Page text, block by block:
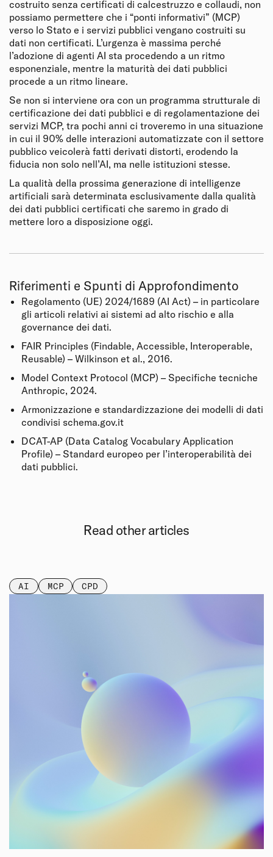
costruito senza certificati di calcestruzzo e collaudi, non
possiamo permettere che i “ponti informativi” (MCP)
verso lo Stato e i servizi pubblici vengano costruiti su
dati non certificati. L’urgenza è massima perché
l’adozione di agenti AI sta procedendo a un ritmo
esponenziale, mentre la maturità dei dati pubblici
procede a un ritmo lineare.
Se non si interviene ora con un programma strutturale di
certificazione dei dati pubblici e di regolamentazione dei
servizi MCP, tra pochi anni ci troveremo in una situazione
in cui il 90% delle interazioni automatizzate con il settore
pubblico veicolerà fatti derivati distorti, erodendo la
fiducia non solo nell’AI, ma nelle istituzioni stesse.
La qualità della prossima generazione di intelligenze
artificiali sarà determinata esclusivamente dalla qualità
dei dati pubblici certificati che saremo in grado di
mettere loro a disposizione oggi.
Riferimenti e Spunti di Approfondimento
Regolamento (UE) 2024/1689 (AI Act) – in particolare
gli articoli relativi ai sistemi ad alto rischio e alla
governance dei dati.
FAIR Principles (Findable, Accessible, Interoperable,
Reusable) – Wilkinson et al., 2016.
Model Context Protocol (MCP) – Specifiche tecniche
Anthropic, 2024.
Armonizzazione e standardizzazione dei modelli di dati
condivisi schema.gov.it
DCAT-AP (Data Catalog Vocabulary Application
Profile) – Standard europeo per l’interoperabilità dei
dati pubblici.
Read other articles
AI MCP CPD